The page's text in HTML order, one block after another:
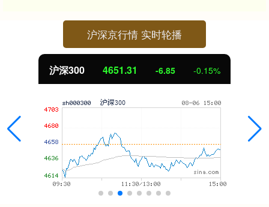
沪深京行情 实时轮播
沪深300 4651.31 -6.85 -0.15%